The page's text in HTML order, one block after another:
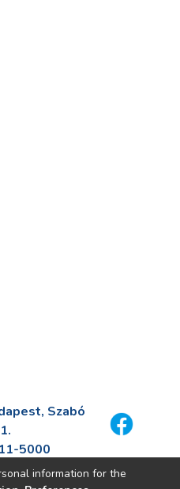
Szabó
5000
information for the